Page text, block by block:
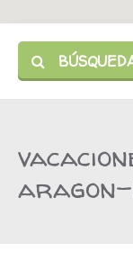
aragon-